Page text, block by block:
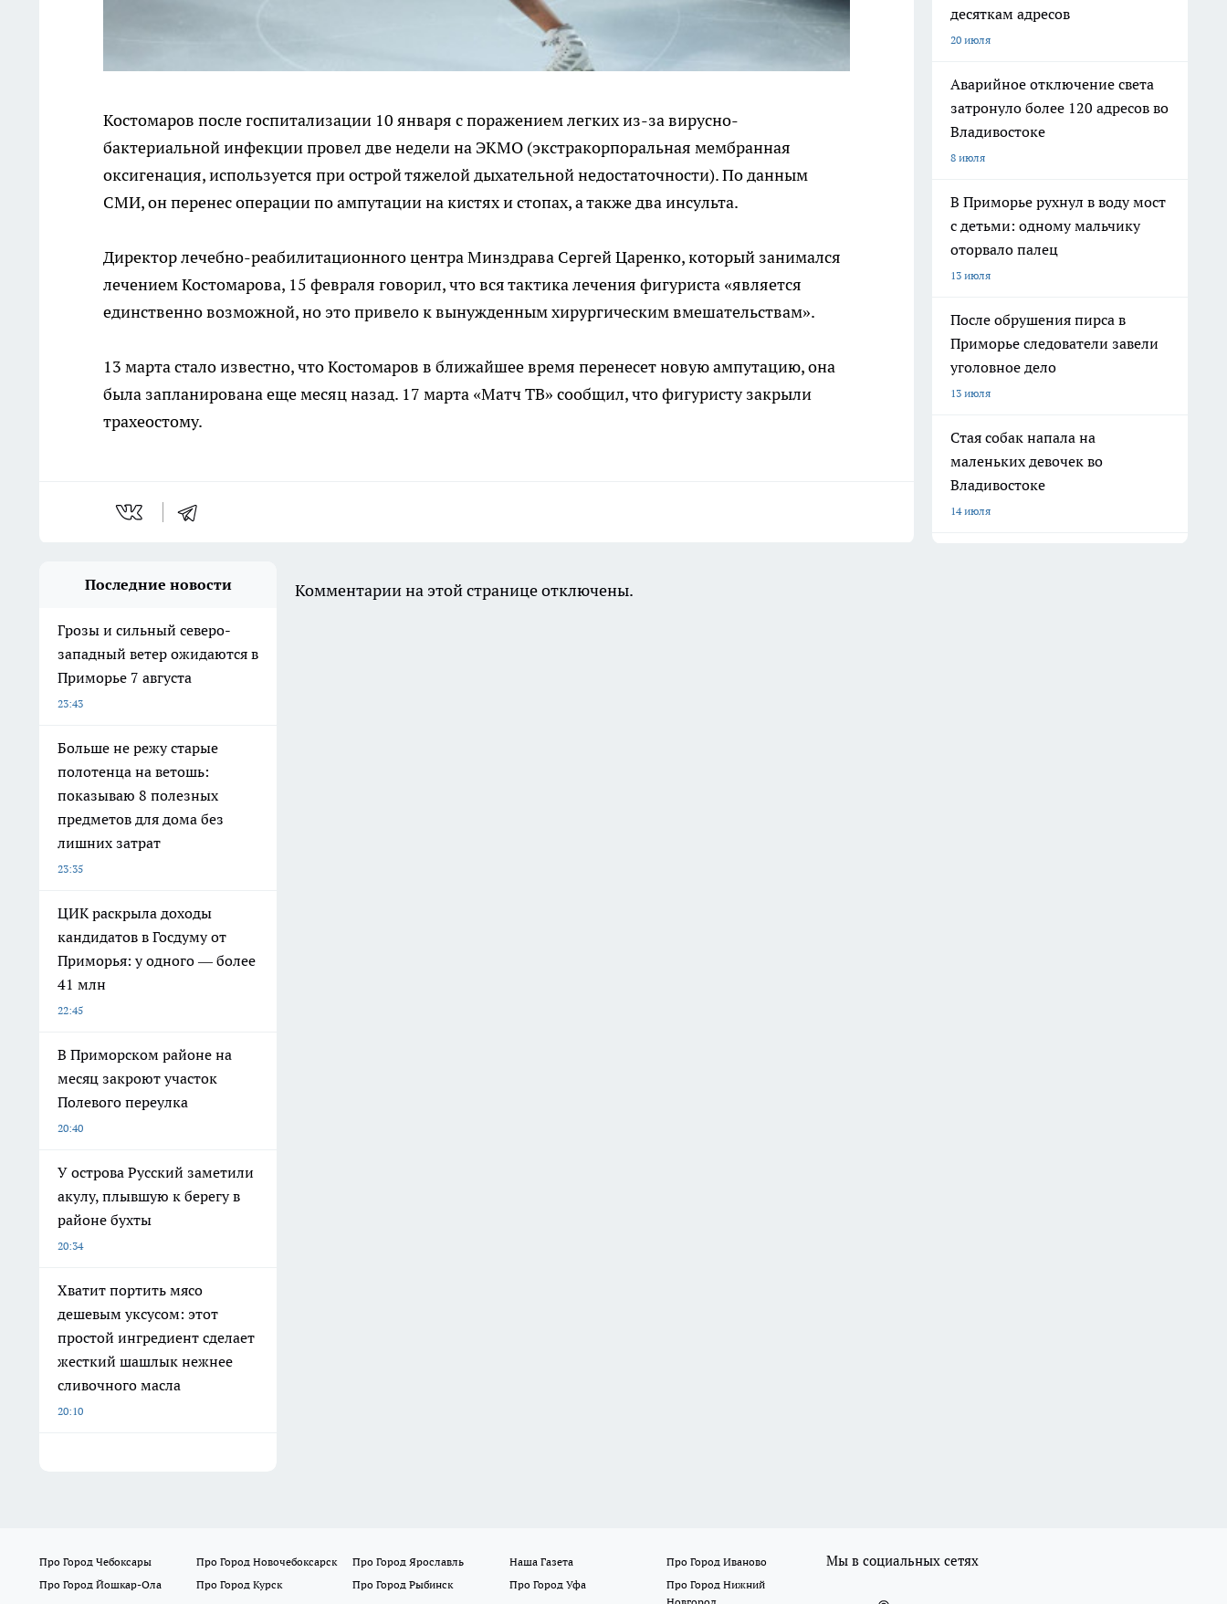
Костомаров после госпитализации 10 января с поражением легких из-за вирусно-
бактериальной инфекции провел две недели на ЭКМО (экстракорпоральная мембранная
оксигенация, используется при острой тяжелой дыхательной недостаточности). По данным
СМИ, он перенес операции по ампутации на кистях и стопах, а также два инсульта.
Директор лечебно-реабилитационного центра Минздрава Сергей Царенко, который занимался
лечением Костомарова, 15 февраля говорил, что вся тактика лечения фигуриста «является
единственно возможной, но это привело к вынужденным хирургическим вмешательствам».
13 марта стало известно, что Костомаров в ближайшее время перенесет новую ампутацию, она
была запланирована еще месяц назад. 17 марта «Матч ТВ» сообщил, что фигуристу закрыли
трахеостому.
десяткам адресов
20 июля
Аварийное отключение света
затронуло более 120 адресов во
Владивостоке
8 июля
В Приморье рухнул в воду мост
с детьми: одному мальчику
оторвало палец
13 июля
После обрушения пирса в
Приморье следователи завели
уголовное дело
13 июля
Стая собак напала на
маленьких девочек во
Владивостоке
14 июля
Последние новости
Грозы и сильный северо-
западный ветер ожидаются в
Приморье 7 августа
23:43
Больше не режу старые
полотенца на ветошь:
показываю 8 полезных
предметов для дома без
лишних затрат
23:35
ЦИК раскрыла доходы
кандидатов в Госдуму от
Приморья: у одного — более
41 млн
22:45
В Приморском районе на
месяц закроют участок
Полевого переулка
20:40
У острова Русский заметили
акулу, плывшую к берегу в
районе бухты
20:34
Хватит портить мясо
дешевым уксусом: этот
простой ингредиент сделает
жесткий шашлык нежнее
сливочного масла
20:10
Комментарии на этой странице отключены.
Про Город Чебоксары Про Город Новочебоксарск Про Город Ярославль Наша Газета
Про Город Иваново
Про Город Йошкар-Ола
Про Город Курск Про Город Рыбинск Про Город Уфа
Про Город Нижний
Мы в социальных сетях